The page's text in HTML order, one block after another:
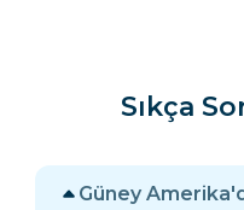
Sıkça
Güney